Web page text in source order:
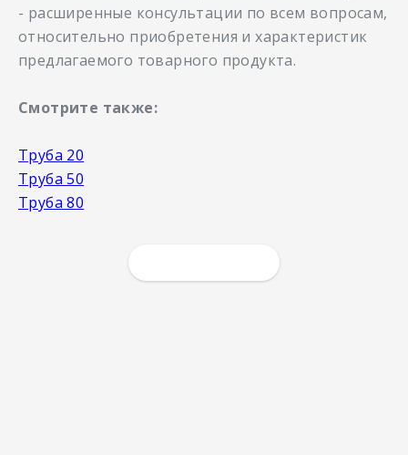
- расширенные консультации по всем вопросам,
относительно приобретения и характеристик
предлагаемого товарного продукта.
Смотрите также:
Труба 20
Труба 50
Труба 80